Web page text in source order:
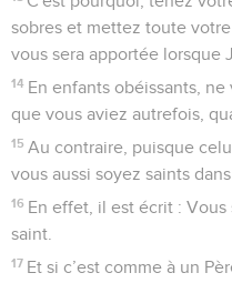
sobres et mettez toute
vous sera apportée lorsque
14 En enfants obéissants,
que vous aviez autrefois,
15 Au contraire, puisque
vous aussi soyez saints
16 En effet, il est écrit : Vous
saint.
17 Et si c’est comme à un